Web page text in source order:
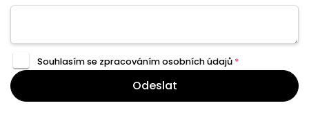
Souhlasím se zpracovánímosobních údajů *
Odeslat